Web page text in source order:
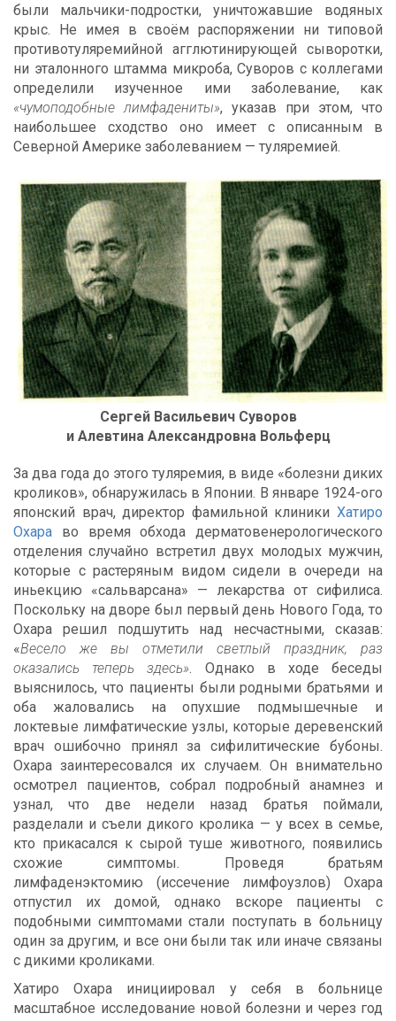
были мальчики-подростки, уничтожавшие водяных
крыс. Не имея в своём распоряжении ни типовой
противотуляремийной агглютинирующей сыворотки,
ни эталонного штамма микроба, Суворов с коллегами
определили изученное ими заболевание, как
«чумоподобные лимфадениты», указав при этом, что
наибольшее сходство оно имеет с описанным в
Северной Америке заболеванием — туляремией.
Сергей Васильевич Суворов
и Алевтина Александровна Вольферц
За два года до этого туляремия, в виде «болезни диких
кроликов», обнаружилась в Японии. В январе 1924-ого
японский врач, директор фамильной клиники Хатиро
Охара во время обхода дерматовенерологического
отделения случайно встретил двух молодых мужчин,
которые с растеряным видом сидели в очереди на
иньекцию «сальварсана» — лекарства от сифилиса.
Поскольку на дворе был первый день Нового Года, то
Охара решил подшутить над несчастными, сказав:
«Весело же вы отметили светлый праздник, раз
оказались теперь здесь». Однако в ходе беседы
выяснилось, что пациенты были родными братьями и
оба жаловались на опухшие подмышечные и
локтевые лимфатические узлы, которые деревенский
врач ошибочно принял за сифилитические бубоны.
Охара заинтересовался их случаем. Он внимательно
осмотрел пациентов, собрал подробный анамнез и
узнал, что две недели назад братья поймали,
разделали и съели дикого кролика — у всех в семье,
кто прикасался к сырой туше животного, появились
схожие симптомы. Проведя братьям
лимфаденэктомию (иссечение лимфоузлов) Охара
отпустил их домой, однако вскоре пациенты с
подобными симптомами стали поступать в больницу
один за другим, и все они были так или иначе связаны
с дикими кроликами.
Хатиро Охара инициировал у себя в больнице
масштабное исследование новой болезни и через год